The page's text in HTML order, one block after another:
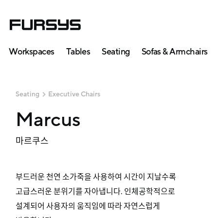
Workspaces Tables Seating Sofas & Armchairs
Seating Executive Chairs
Marcus
마르쿠스
부드러운 천연 소가죽을 사용하여 시간이 지날수록
고급스러운 분위기를 자아냅니다. 인체공학적으로
설계되어 사용자의 움직임에 따라 자연스럽게